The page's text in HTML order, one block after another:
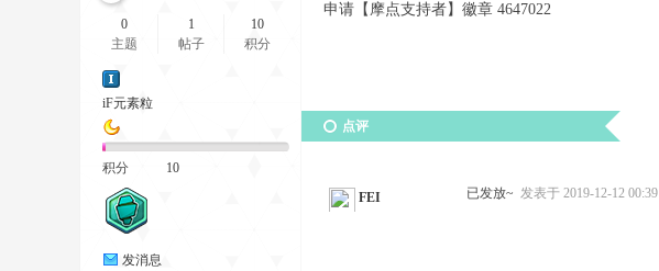
0
主题
1
帖子
10
积分
iF元素粒
积分 10
发消息
申请【摩点支持者】徽章 4647022
点评
FEI 已发放~ 发表于 2019-12-12 00:39